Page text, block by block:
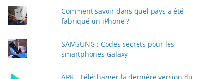
Comment savoir dans quel pays a été
fabriqué un iPhone ?
SAMSUNG : Codes secrets pour les
smartphones Galaxy
APK : Télécharger la dernière version du